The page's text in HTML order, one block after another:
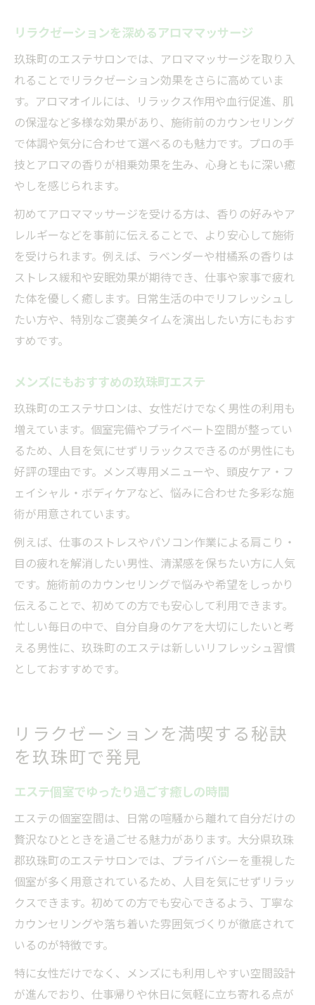
リラクゼーションを深めるアロママッサージ
玖珠町のエステサロンでは、アロママッサージを取り入
れることでリラクゼーション効果をさらに高めていま
す。アロマオイルには、リラックス作用や血行促進、肌
の保湿など多様な効果があり、施術前のカウンセリング
で体調や気分に合わせて選べるのも魅力です。プロの手
技とアロマの香りが相乗効果を生み、心身ともに深い癒
やしを感じられます。
初めてアロママッサージを受ける方は、香りの好みやア
レルギーなどを事前に伝えることで、より安心して施術
を受けられます。例えば、ラベンダーや柑橘系の香りは
ストレス緩和や安眠効果が期待でき、仕事や家事で疲れ
た体を優しく癒します。日常生活の中でリフレッシュし
たい方や、特別なご褒美タイムを演出したい方にもおす
すめです。
メンズにもおすすめの玖珠町エステ
玖珠町のエステサロンは、女性だけでなく男性の利用も
増えています。個室完備やプライベート空間が整ってい
るため、人目を気にせずリラックスできるのが男性にも
好評の理由です。メンズ専用メニューや、頭皮ケア・フ
ェイシャル・ボディケアなど、悩みに合わせた多彩な施
術が用意されています。
例えば、仕事のストレスやパソコン作業による肩こり・
目の疲れを解消したい男性、清潔感を保ちたい方に人気
です。施術前のカウンセリングで悩みや希望をしっかり
伝えることで、初めての方でも安心して利用できます。
忙しい毎日の中で、自分自身のケアを大切にしたいと考
える男性に、玖珠町のエステは新しいリフレッシュ習慣
としておすすめです。
リラクゼーションを満喫する秘訣
を玖珠町で発見
エステ個室でゆったり過ごす癒しの時間
エステの個室空間は、日常の喧騒から離れて自分だけの
贅沢なひとときを過ごせる魅力があります。大分県玖珠
郡玖珠町のエステサロンでは、プライバシーを重視した
個室が多く用意されているため、人目を気にせずリラッ
クスできます。初めての方でも安心できるよう、丁寧な
カウンセリングや落ち着いた雰囲気づくりが徹底されて
いるのが特徴です。
特に女性だけでなく、メンズにも利用しやすい空間設計
が進んでおり、仕事帰りや休日に気軽に立ち寄れる点が